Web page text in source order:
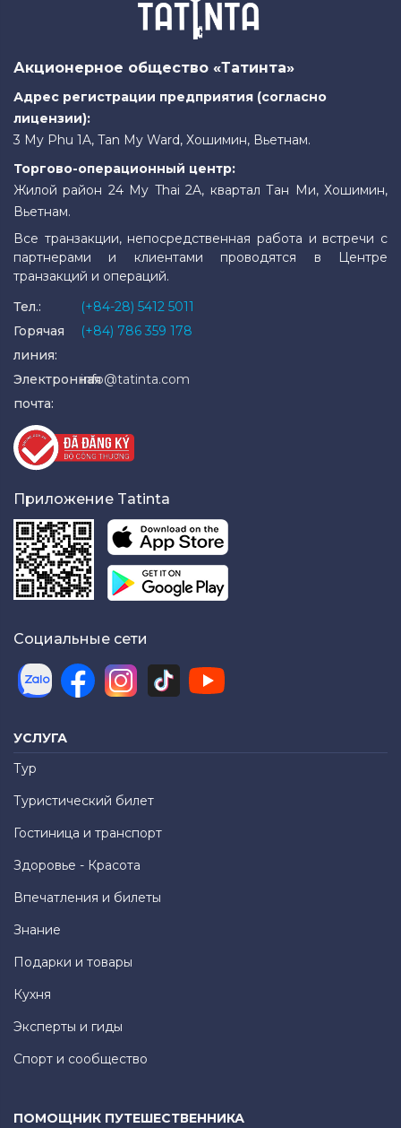
Акционерное общество «Татинта»
Адрес регистрации предприятия (согласно
лицензии):
3 My Phu 1A, Tan My Ward, Хошимин, Вьетнам.
Торгово-операционный центр:
Жилой район 24 My Thai 2A, квартал Тан Ми, Хошимин,
Вьетнам.
Все транзакции, непосредственная работа и встречи с
партнерами и клиентами проводятся в Центре
транзакций и операций.
Тел.:
(+84-28) 5412 5011
Горячая
линия:
(+84) 786 359 178
Электронная
почта:
info@tatinta.com
Приложение Tatinta
Социальные сети
УСЛУГА
Тур
Туристический билет
Гостиница и транспорт
Здоровье - Красота
Впечатления и билеты
Знание
Подарки и товары
Кухня
Эксперты и гиды
Спорт и сообщество
ПОМОЩНИК ПУТЕШЕСТВЕННИКА